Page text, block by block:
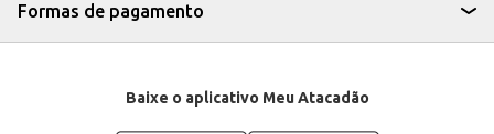
Formas de pagamento
Baixe o aplicativo Meu Atacadão